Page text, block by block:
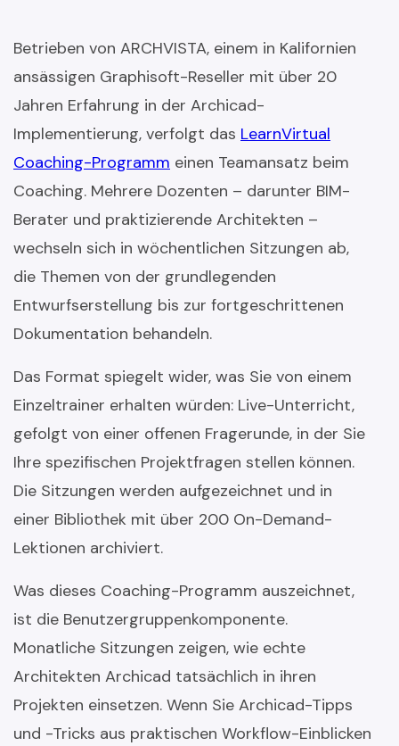
Betrieben von ARCHVISTA, einem in Kalifornien
ansässigen Graphisoft-Reseller mit über 20
Jahren Erfahrung in der Archicad-
Implementierung, verfolgt das LearnVirtual
Coaching-Programm einen Teamansatz beim
Coaching. Mehrere Dozenten – darunter BIM-
Berater und praktizierende Architekten –
wechseln sich in wöchentlichen Sitzungen ab,
die Themen von der grundlegenden
Entwurfserstellung bis zur fortgeschrittenen
Dokumentation behandeln.
Das Format spiegelt wider, was Sie von einem
Einzeltrainer erhalten würden: Live-Unterricht,
gefolgt von einer offenen Fragerunde, in der Sie
Ihre spezifischen Projektfragen stellen können.
Die Sitzungen werden aufgezeichnet und in
einer Bibliothek mit über 200 On-Demand-
Lektionen archiviert.
Was dieses Coaching-Programm auszeichnet,
ist die Benutzergruppenkomponente.
Monatliche Sitzungen zeigen, wie echte
Architekten Archicad tatsächlich in ihren
Projekten einsetzen. Wenn Sie Archicad-Tipps
und -Tricks aus praktischen Workflow-Einblicken